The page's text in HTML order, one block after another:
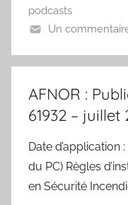
podcasts
Un
AFNOR :
61932 – juillet
Date d’application
du PC) Règles
en Sécurité